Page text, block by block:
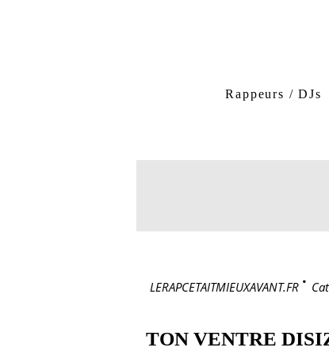
Rappeurs / DJs
LERAPCETAITMIEUXAVANT.FR >
TON VENTRE